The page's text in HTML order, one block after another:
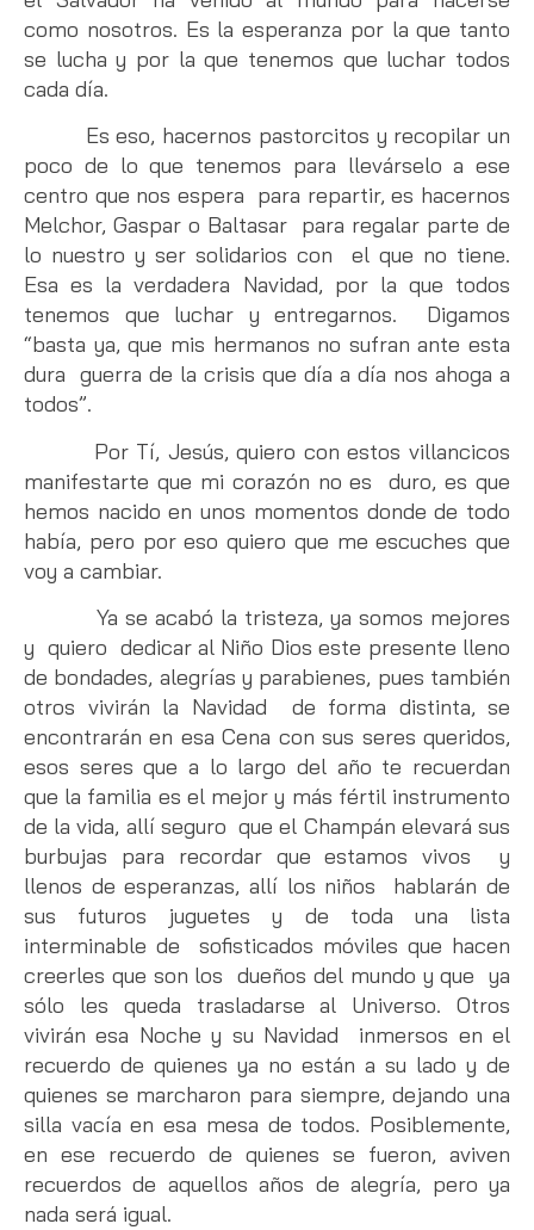
como nosotros. Es la esperanza por la que tanto
se lucha y por la que tenemos que luchar todos
cada día.
Es eso, hacernos pastorcitos y recopilar un
poco de lo que tenemos para llevárselo a ese
centro que nos espera para repartir, es hacernos
Melchor, Gaspar o Baltasar para regalar parte de
lo nuestro y ser solidarios con el que no tiene.
Esa es la verdadera Navidad, por la que todos
tenemos que luchar y entregarnos. Digamos
“basta ya, que mis hermanos no sufran ante esta
dura guerra de la crisis que día a día nos ahoga a
todos”.
Por Tí, Jesús, quiero con estos villancicos
manifestarte que mi corazón no es duro, es que
hemos nacido en unos momentos donde de todo
había, pero por eso quiero que me escuches que
voy a cambiar.
Ya se acabó la tristeza, ya somos mejores
y quiero dedicar al Niño Dios este presente lleno
de bondades, alegrías y parabienes, pues también
otros vivirán la Navidad de forma distinta, se
encontrarán en esa Cena con sus seres queridos,
esos seres que a lo largo del año te recuerdan
que la familia es el mejor y más fértil instrumento
de la vida, allí seguro que el Champán elevará sus
burbujas para recordar que estamos vivos y
llenos de esperanzas, allí los niños hablarán de
sus futuros juguetes y de toda una lista
interminable de sofisticados móviles que hacen
creerles que son los dueños del mundo y que ya
sólo les queda trasladarse al Universo. Otros
vivirán esa Noche y su Navidad inmersos en el
recuerdo de quienes ya no están a su lado y de
quienes se marcharon para siempre, dejando una
silla vacía en esa mesa de todos. Posiblemente,
en ese recuerdo de quienes se fueron, aviven
recuerdos de aquellos años de alegría, pero ya
nada será igual.